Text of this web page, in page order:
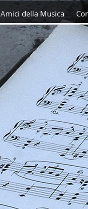
Amici della Musica